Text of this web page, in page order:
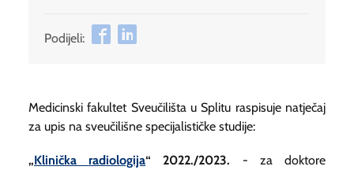
Podijeli:
Medicinski fakultet Sveučilišta u Splitu raspisuje natječaj
za upis na sveučilišne specijalističke studije:
„Klinička radiologija“ 2022./2023. - za doktore